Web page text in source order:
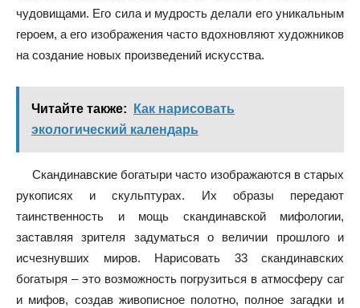
чудовищами. Его сила и мудрость делали его уникальным
героем, а его изображения часто вдохновляют художников
на создание новых произведений искусства.
Читайте также:
Как нарисовать
экологический календарь
Скандинавские богатыри часто изображаются в старых
рукописях и скульптурах. Их образы передают
таинственность и мощь скандинавской мифологии,
заставляя зрителя задуматься о величии прошлого и
исчезнувших миров. Нарисовать 33 скандинавских
богатыря – это возможность погрузиться в атмосферу саг
и мифов, создав живописное полотно, полное загадки и